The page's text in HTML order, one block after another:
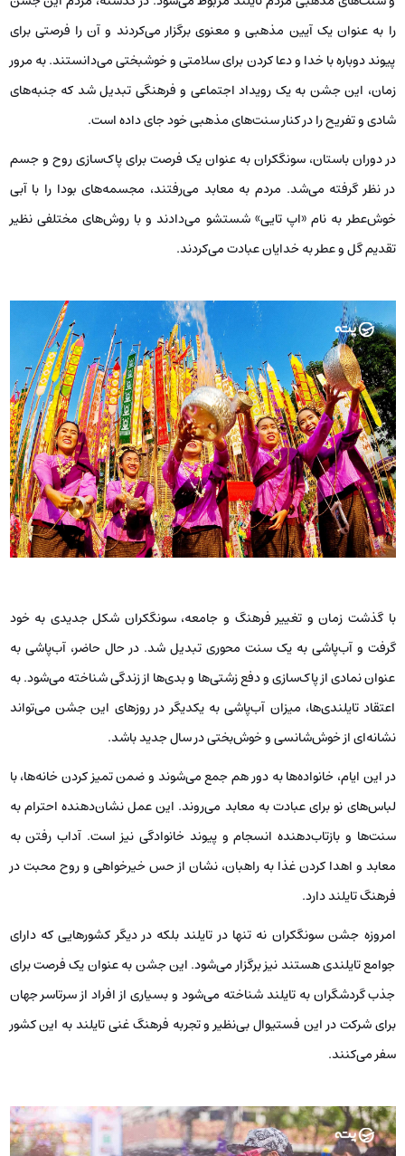
را به ‌عنوان یک آیین مذهبی و معنوی برگزار می‌کردند و آن را فرصتی برای
پیوند دوباره با خدا و دعا کردن برای سلامتی و خوشبختی می‌دانستند. به مرور
زمان، این جشن به یک رویداد اجتماعی و فرهنگی تبدیل شد که جنبه‌های
شادی و تفریح را در کنار سنت‌های مذهبی خود جای داده است.
در دوران باستان، سونگکران به‌ عنوان یک فرصت برای پاک‌سازی روح و جسم
در نظر گرفته می‌شد. مردم به معابد می‌رفتند، مجسمه‌های بودا را با آبی
خوش‌عطر به نام «اپ تایی» شستشو می‌دادند و با روش‌های مختلفی نظیر
تقديم گل و عطر به خدایان عبادت می‌کردند.
با گذشت زمان و تغییر فرهنگ و جامعه، سونگکران شکل جدیدی به خود
گرفت و آب‌پاشی به یک سنت محوری تبدیل شد. در حال حاضر، آب‌پاشی به‌
عنوان نمادی از پاک‌سازی و دفع زشتی‌ها و بدی‌ها از زندگی شناخته می‌شود. به
اعتقاد تایلندی‌ها، میزان آب‌پاشی به یکدیگر در روزهای این جشن می‌تواند
نشانه‌ای از خوش‌شانسی و خوش‌بختی در سال جدید باشد.
در این ایام، خانواده‌ها به دور هم جمع می‌شوند و ضمن تمیز کردن خانه‌ها، با
لباس‌های نو برای عبادت به معابد می‌روند. این عمل نشان‌دهنده احترام به
سنت‌ها و بازتاب‌دهنده انسجام و پیوند خانوادگی نیز است. آداب رفتن به
معابد و اهدا کردن غذا به راهبان، نشان از حس خیرخواهی و روح محبت در
فرهنگ تایلند دارد.
امروزه جشن سونگکران نه ‌تنها در تایلند بلکه در دیگر کشورهایی که دارای
جوامع تایلندی هستند نیز برگزار می‌شود. این جشن به ‌عنوان یک فرصت برای
جذب گردشگران به تایلند شناخته می‌شود و بسیاری از افراد از سرتاسر جهان
برای شرکت در این فستیوال بی‌نظیر و تجربه فرهنگ غنی تایلند به این کشور
سفر می‌کنند.